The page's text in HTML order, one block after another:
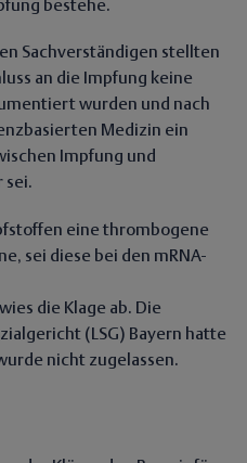
bestehe.
Sachverständigen stellten
an die Impfung keine
wurden und nach
Medizin ein
Impfung und
sei.
eine thrombogene
sei diese bei den mRNA-
die Klage ab. Die
(LSG) Bayern hatte
nicht zugelassen.